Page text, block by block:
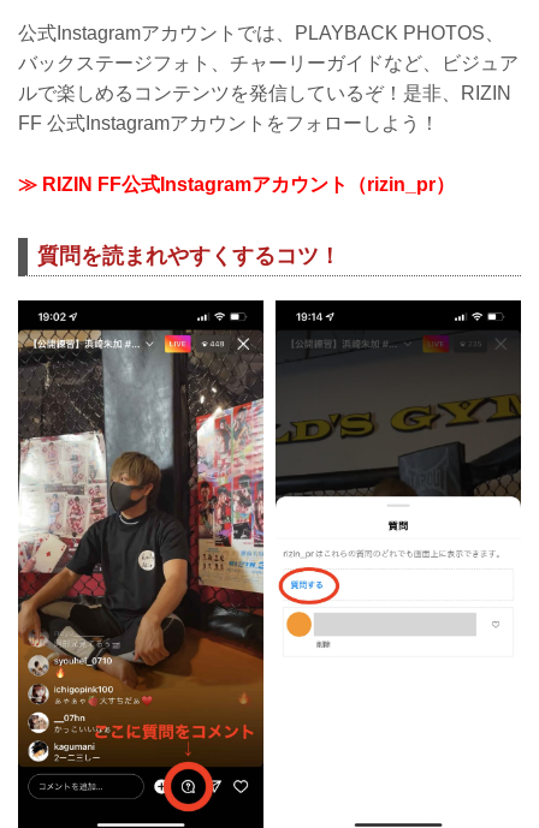
公式Instagramアカウントでは、PLAYBACK PHOTOS、
バックステージフォト、チャーリーガイドなど、ビジュア
ルで楽しめるコンテンツを発信しているぞ！是非、RIZIN
FF 公式Instagramアカウントをフォローしよう！
≫ RIZIN FF公式Instagramアカウント（rizin_pr）
質問を読まれやすくするコツ！